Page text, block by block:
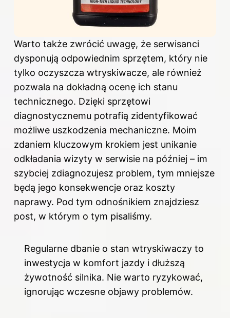
Warto także zwrócić uwagę, że serwisanci
dysponują odpowiednim sprzętem, który nie
tylko oczyszcza wtryskiwacze, ale również
pozwala na dokładną ocenę ich stanu
technicznego. Dzięki sprzętowi
diagnostycznemu potrafią zidentyfikować
możliwe uszkodzenia mechaniczne. Moim
zdaniem kluczowym krokiem jest unikanie
odkładania wizyty w serwisie na później – im
szybciej zdiagnozujesz problem, tym mniejsze
będą jego konsekwencje oraz koszty
naprawy. Pod tym odnośnikiem znajdziesz
post, w którym o tym pisaliśmy.
Regularne dbanie o stan wtryskiwaczy to
inwestycja w komfort jazdy i dłuższą
żywotność silnika. Nie warto ryzykować,
ignorując wczesne objawy problemów.